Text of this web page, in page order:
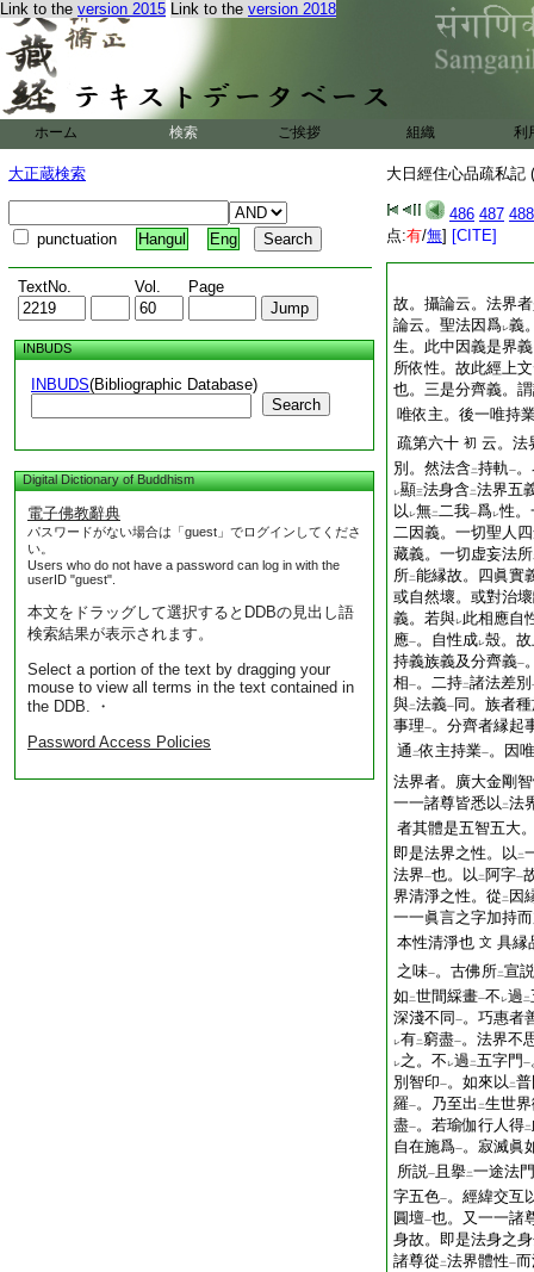
Link to the version 2015 Link to the version 2018
ホーム 検索 ご挨拶 組織 利
大正蔵検索
punctuation Hangul Eng
TextNo. Vol. Page
INBUDS
INBUDS(Bibliographic Database)
Search
Digital Dictionary of Buddhism
電子佛教辭典
パスワードがない場合は「guest」でログインしてくださ
い。
Users who do not have a password can log in with the
userID "guest".
本文をドラッグして選択するとDDBの見出し語
検索結果が表示されます。
Select a portion of the text by dragging your
mouse to view all terms in the text contained in
the DDB. ・
Password Access Policies
大日經住心品疏私記
486 487 488
点:有/無] [CITE]
故。攝論云。法界
論云。聖法因爲レ義
生。此中因義是界
所依性。故此經上
也。三是分齊義。
唯依主。後一唯持
疏第六十 初 云。法
別。然法含二持軌一
レ顯三法身含二法界五
以 レ無二二我一爲レ性。
二因義。一切聖人
藏義。一切虚妄法所
所二能縁故。四眞實
或自然壞。或對治
義。若與レ此相應自
應一。自性成レ殼。
持義族義及分齊義一
相一。二持二諸法差別
與二法義一 同。族者
事理一。分齊者縁起
通 二依主持業一。因
法界者。廣大金剛
一一諸尊皆悉以 二法
者其體是五智五大
即是法界之性。以 二
法界一也。以 二 阿字一
界清淨之性。從 二 因
一一眞言之字加持
本性清淨也 文 具縁
之味一。古佛所二宣説
如 二世間綵畫一不 レ過 二
深淺不同 一。巧惠者
レ有二窮盡一。法界不
レ之。不 レ過 二五字門 一
別智印一。如來以 二
羅一。乃至出 二生世
盡一。若瑜伽行人得二
自在施爲一。寂滅眞
所説一 且擧二一途法門
字五色一。經緯交互
圓壇一也。又一一諸
身故。即是法身之
諸尊從 二法界體性一